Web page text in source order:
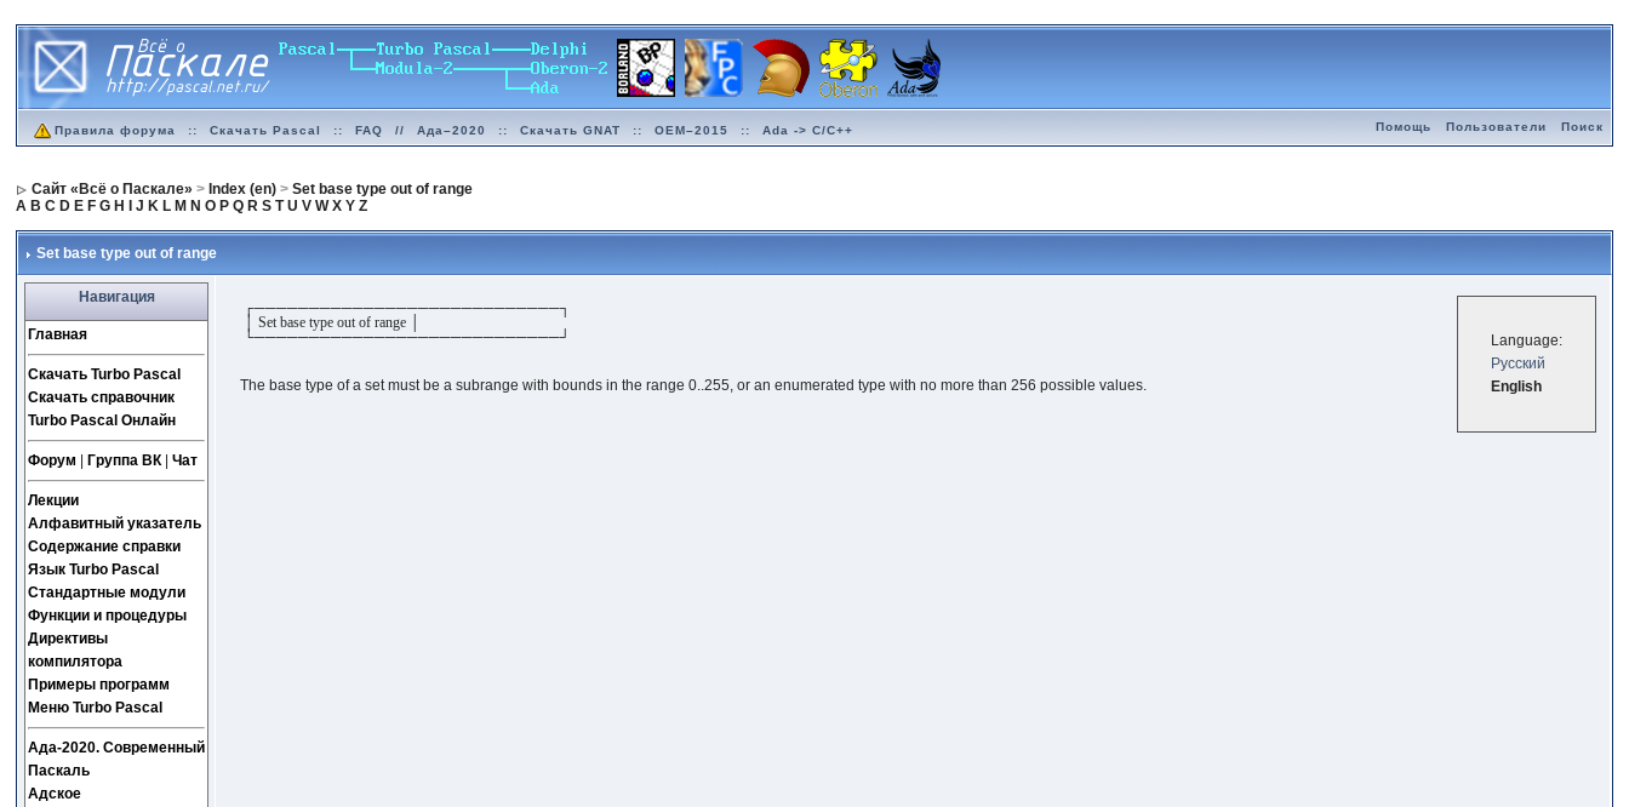
Правила форума :: Скачать Pascal :: FAQ // Ада–2020 :: Скачать GNAT :: OEM–2015 :: Ada -> C/C++ Помощь Пользователи Поиск
Сайт «Всё о Паскале» > Index (en) >Set base type out of range
A B C D E F G H J K L M N O P Q R S T U V W X Y Z
Set base type out of range
Навигация
Главная
Скачать Turbo Pascal
Скачать справочник
Turbo Pascal Онлайн
Форум Группа ВК|Чат
Лекции
Алфавитный указатель
Содержание справки
Язык Turbo Pascal
Стандартные модули
Функции и процедуры
Директивы
компилятора
Примеры программ
Меню Turbo Pascal
Ада-2020. Современный
Паскаль
Адское
Language:
Русский
English
┌────────────────────────────┐
│ Set base type out of range │
└────────────────────────────┘
The base type of a set must be a subrange with bounds in the range 0..255, or an enumerated type with no more than 256 possible values.